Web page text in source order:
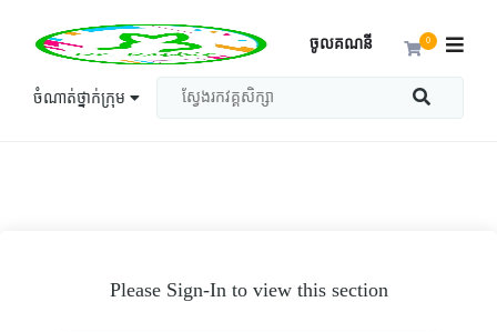
ចំណាត់ថ្នាក់ក្រុម
0
ចូលគណនី
Please Sign-In to view this section